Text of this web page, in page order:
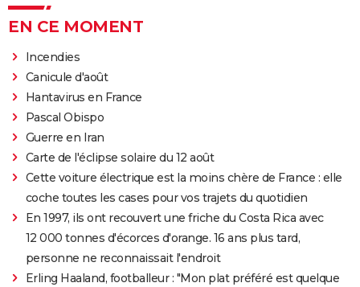
EN CE MOMENT
Incendies
Canicule d'août
Hantavirus en France
Pascal Obispo
Guerre en Iran
Carte de l'éclipse solaire du 12 août
Cette voiture électrique est la moins chère de France : elle
coche toutes les cases pour vos trajets du quotidien
En 1997, ils ont recouvert une friche du Costa Rica avec
12 000 tonnes d'écorces d'orange. 16 ans plus tard,
personne ne reconnaissait l'endroit
Erling Haaland, footballeur : "Mon plat préféré est quelque